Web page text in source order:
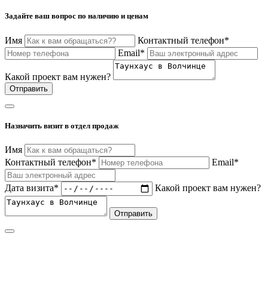
Задайте ваш вопрос по наличию и ценам
Имя
Контактный телефон*
Email*
Какой проект вам нужен?
Отправить
Назначить визит в отдел продаж
Имя
Контактный телефон*
Email*
Дата визита* Какой проект вам нужен?
Отправить